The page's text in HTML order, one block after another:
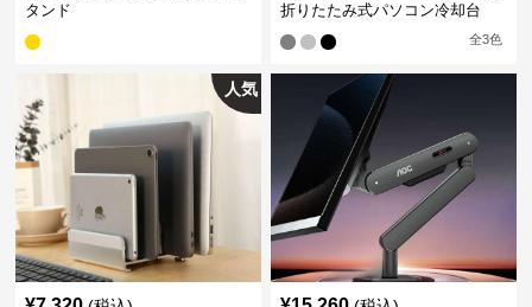
タンド
折りたたみ式パソコン冷却台
全3色
人気